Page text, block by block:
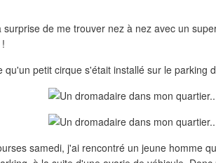
surprise de me trouver nez à nez avec un
qu'un petit cirque s'était installé sur le parking
samedi, j'ai rencontré un jeune homme